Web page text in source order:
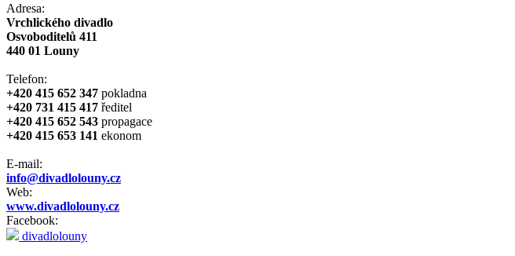
Adresa:
Vrchlického divadlo
Osvoboditelů 411
440 01 Louny
Telefon:
+420 415 652 347 pokladna
+420 731 415 417 ředitel
+420 415 652 543 propagace
+420 415 653 141 ekonom
E-mail:
info@divadlolouny.cz
Web:
www.divadlolouny.cz
Facebook:
divadlolouny